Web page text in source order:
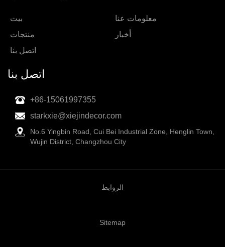
بيت
معلومات عنا
منتجات
أخبار
اتصل بنا
اتصل بنا
+86-15061997355
starkxie@xiejindecor.com
No.6 Yingbin Road, Cui Bei Industrial Zone, Henglin Town,
Wujin District, Changzhou City
الروابط
Sitemap